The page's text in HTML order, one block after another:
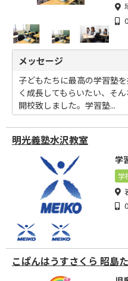
メッセージ
子どもたちに最高の学習塾
く成長してもらいたい、そ
開校致しました。学習塾...
明光義塾水沢教室
学
学
こぱんはうすさくら 昭島